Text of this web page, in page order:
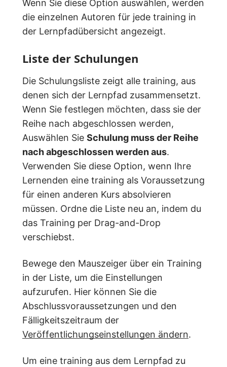
Wenn Sie diese Option auswählen, werden
die einzelnen Autoren für jede training in
der Lernpfadübersicht angezeigt.
Liste der Schulungen
Die Schulungsliste zeigt alle training, aus
denen sich der Lernpfad zusammensetzt.
Wenn Sie festlegen möchten, dass sie der
Reihe nach abgeschlossen werden,
Auswählen Sie Schulung muss der Reihe
nach abgeschlossen werden aus.
Verwenden Sie diese Option, wenn Ihre
Lernenden eine training als Voraussetzung
für einen anderen Kurs absolvieren
müssen. Ordne die Liste neu an, indem du
das Training per Drag-and-Drop
verschiebst.
Bewege den Mauszeiger über ein Training
in der Liste, um die Einstellungen
aufzurufen. Hier können Sie die
Abschlussvoraussetzungen und den
Fälligkeitszeitraum der
Veröffentlichungseinstellungen ändern.
Um eine training aus dem Lernpfad zu